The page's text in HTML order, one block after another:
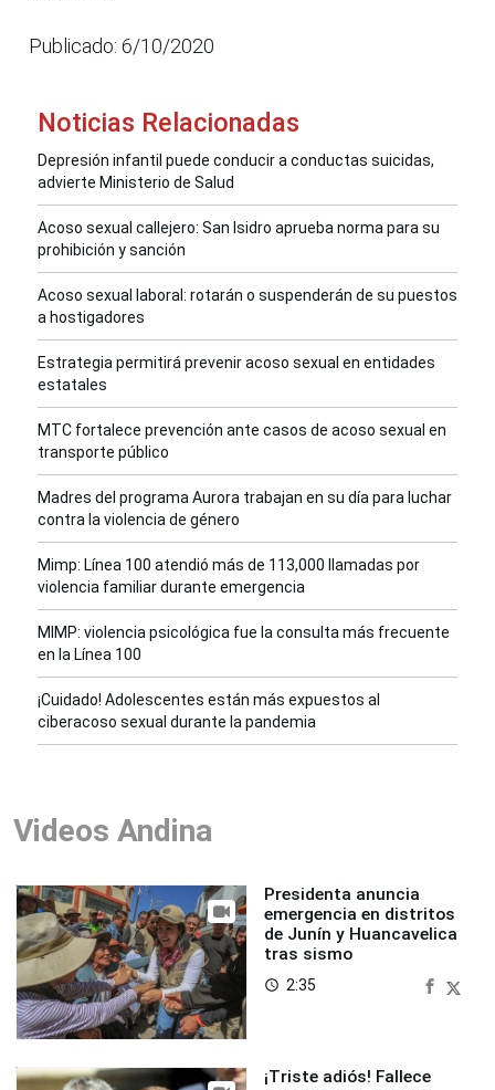
Publicado: 6/10/2020
Noticias Relacionadas
Depresión infantil puede conducir a conductas suicidas,
advierte Ministerio de Salud
Acoso sexual callejero: San Isidro aprueba norma para su
prohibición y sanción
Acoso sexual laboral: rotarán o suspenderán de su puestos
a hostigadores
Estrategia permitirá prevenir acoso sexual en entidades
estatales
MTC fortalece prevención ante casos de acoso sexual en
transporte público
Madres del programa Aurora trabajan en su día para luchar
contra la violencia de género
Mimp: Línea 100 atendió más de 113,000 llamadas por
violencia familiar durante emergencia
MIMP: violencia psicológica fue la consulta más frecuente
en la Línea 100
¡Cuidado! Adolescentes están más expuestos al
ciberacoso sexual durante la pandemia
Videos Andina
Presidenta anuncia
emergencia en distritos
de Junín y Huancavelica
tras sismo
access_time 2:35
¡Triste adiós! Fallece